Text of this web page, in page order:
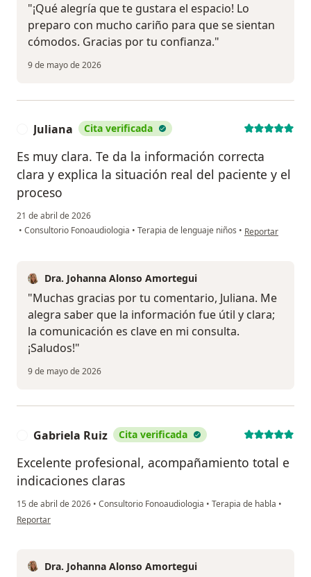
"¡Qué alegría que te gustara el espacio! Lo
preparo con mucho cariño para que se sientan
cómodos. Gracias por tu confianza."
9 de mayo de 2026
Juliana Cita verificada
Es muy clara. Te da la información correcta
clara y explica la situación real del paciente y el
proceso
21 de abril de 2026
• Consultorio Fonoaudiologia • Terapia de lenguaje niños • en opinión del
Reportar
Dra. Johanna Alonso Amortegui
"Muchas gracias por tu comentario, Juliana. Me
alegra saber que la información fue útil y clara;
la comunicación es clave en mi consulta.
¡Saludos!"
9 de mayo de 2026
Gabriela Ruiz Cita verificada
Excelente profesional, acompañamiento total e
indicaciones claras
15 de abril de 2026 • Consultorio Fonoaudiologia • Terapia de habla •
en opinión del usuario Gabriela Ruiz
Reportar
Dra. Johanna Alonso Amortegui